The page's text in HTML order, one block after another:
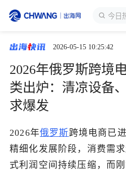
今日
跨境展会
出海服务
出海资讯
跨境报告
2026-05-15 10:25:42
2026年俄罗斯跨境
类出炉：清凉设备
求爆发
2026年俄罗斯跨境电商已
精细化发展阶段，消费需
式利润空间持续压缩，而